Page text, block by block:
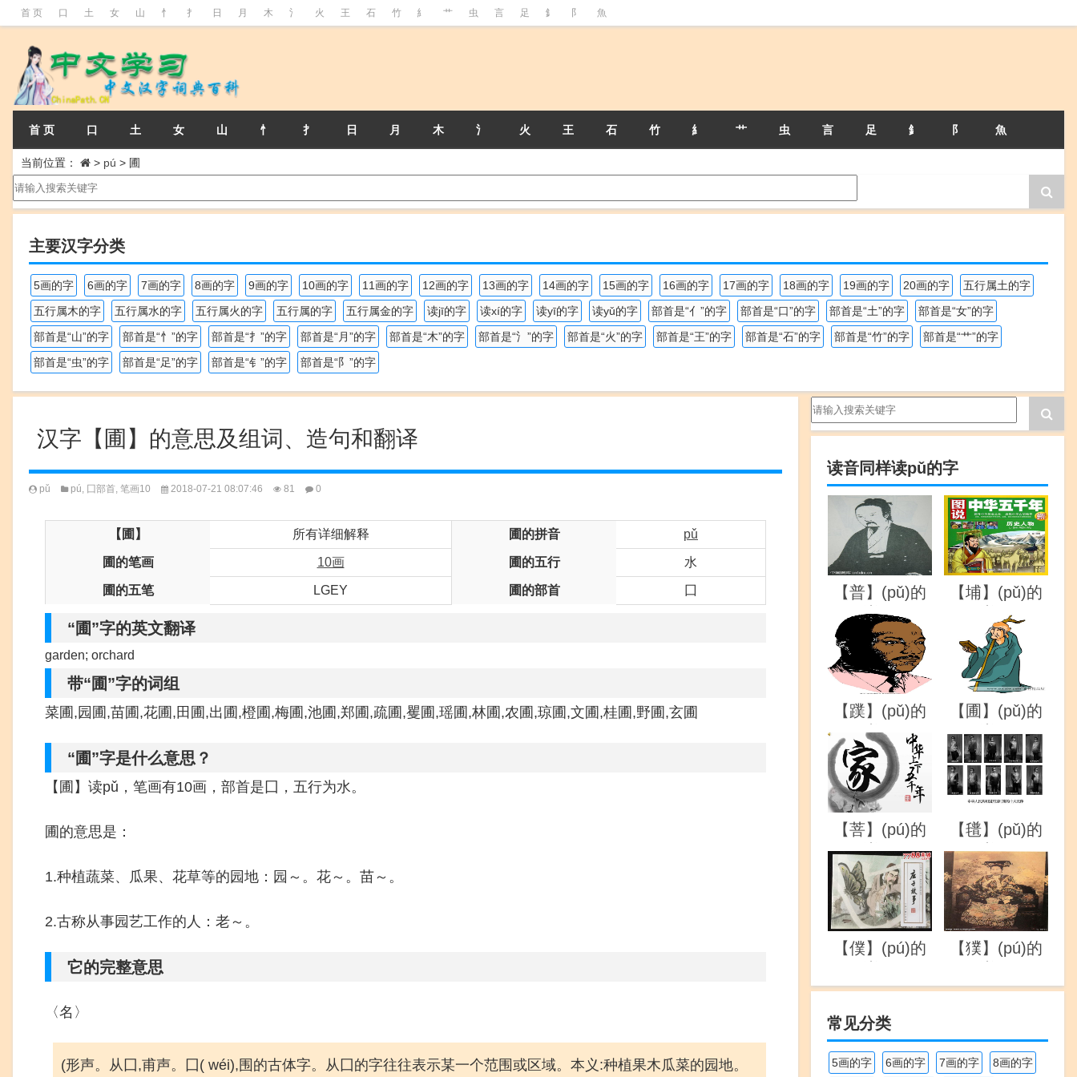
首 页 口 土 女 山 忄 扌 日 月 木 氵 火 王 石 竹 糹 艹 虫 言 足 釒 阝 魚
首 页 口 土 女 山 忄 扌 日 月 木 氵 火 王 石 竹 糹 艹 虫 言 足 釒 阝 魚
当前位置： > pú > 圃
主要汉字分类
5画的字 6画的字 7画的字 8画的字 9画的字 10画的字 11画的字 12画的字 13画的字 14画的字 15画的字 16画的字 17画的字 18画的字 19画的字 20画的字
五行属土的字
五行属木的字
五行属水的字 五行属火的字 五行属的字 五行属金的字 读jī的字 读xí的字 读yī的字 读yǔ的字 部首是“亻”的字 部首是“口”的字 部首是“土”的字
部首是“女”的字
部首是“山”的字
部首是“忄”的字 部首是“扌”的字 部首是“月”的字 部首是“木”的字 部首是“氵”的字 部首是“火”的字 部首是“王”的字 部首是“石”的字 部首是“竹”的字
部首是“艹”的字
部首是“虫”的字
部首是“足”的字 部首是“钅”的字 部首是“阝”的字
汉字【圃】的意思及组词、造句和翻译
pǔ pú, 囗部首, 笔画10 2018-07-21 08:07:46 81 0
【圃】 所有详细解释 圃的拼音 pǔ
圃的笔画 10画 圃的五行 水
圃的五笔 LGEY 圃的部首 囗
“圃”字的英文翻译
garden; orchard
带“圃”字的词组
菜圃,园圃,苗圃,花圃,田圃,出圃,橙圃,梅圃,池圃,郑圃,疏圃,矍圃,瑶圃,林圃,农圃,琼圃,文圃,桂圃,野圃,玄圃
“圃”字是什么意思？
【圃】读pǔ，笔画有10画，部首是囗，五行为水。
圃的意思是：
1.种植蔬菜、瓜果、花草等的园地：园～。花～。苗～。
2.古称从事园艺工作的人：老～。
它的完整意思
〈名〉
(形声。从囗,甫声。囗( wéi),围的古体字。从囗的字往往表示某一个范围或区域。本义:种植果木瓜菜的园地。
读音同样读pǔ的字
【普】(pǔ)的
详解
【埔】(pǔ)的
详解
【蹼】(pǔ)的
详解
【圃】(pǔ)的
详解
【菩】(pú)的
详解
【氆】(pǔ)的
详解
【僕】(pú)的
【獛】(pú)的
常见分类
5画的字 6画的字 7画的字
8画的字